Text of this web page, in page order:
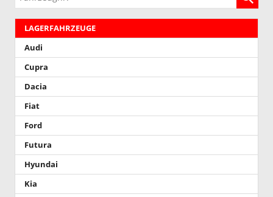
LAGERFAHRZEUGE
Audi
Cupra
Dacia
Fiat
Ford
Futura
Hyundai
Kia